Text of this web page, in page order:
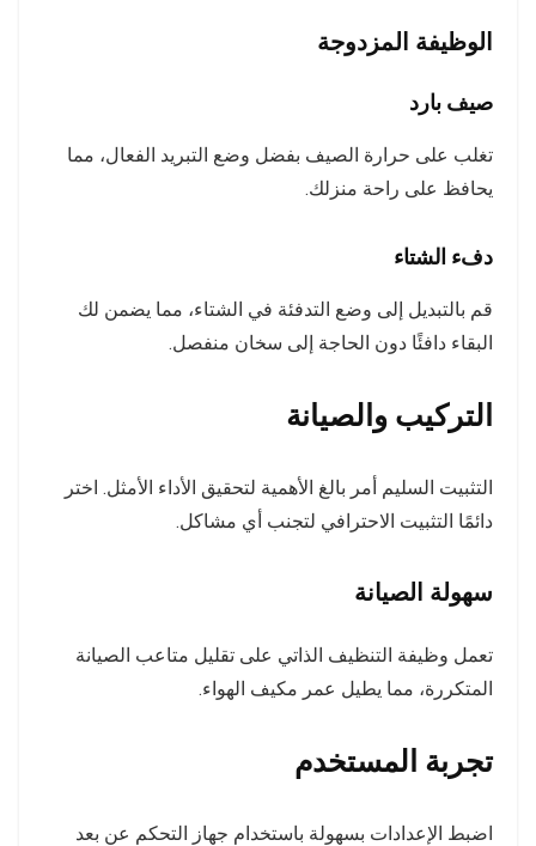
الوظيفة المزدوجة
صيف بارد
تغلب على حرارة الصيف بفضل وضع التبريد الفعال، مما
يحافظ على راحة منزلك.
دفء الشتاء
قم بالتبديل إلى وضع التدفئة في الشتاء، مما يضمن لك
البقاء دافئًا دون الحاجة إلى سخان منفصل.
التركيب والصيانة
التثبيت السليم أمر بالغ الأهمية لتحقيق الأداء الأمثل. اختر
دائمًا التثبيت الاحترافي لتجنب أي مشاكل.
سهولة الصيانة
تعمل وظيفة التنظيف الذاتي على تقليل متاعب الصيانة
المتكررة، مما يطيل عمر مكيف الهواء.
تجربة المستخدم
اضبط الإعدادات بسهولة باستخدام جهاز التحكم عن بعد